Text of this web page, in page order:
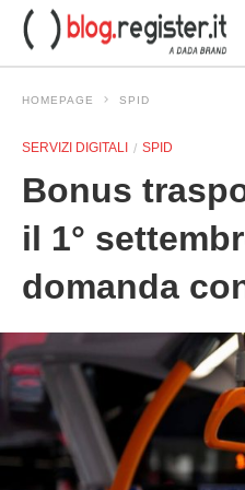
HOMEPAGE SPID
SERVIZI DIGITALI SPID
Bonus
il 1°
domanda